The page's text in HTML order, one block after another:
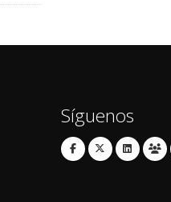
Síguenos